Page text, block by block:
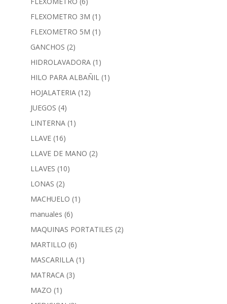
FLEXOMETRO 3M (1)
FLEXOMETRO 5M (1)
GANCHOS (2)
HIDROLAVADORA (1)
HILO PARA ALBAÑIL (1)
HOJALATERIA (12)
JUEGOS (4)
LINTERNA (1)
LLAVE (16)
LLAVE DE MANO (2)
LLAVES (10)
LONAS (2)
MACHUELO (1)
manuales (6)
MAQUINAS PORTATILES (2)
MARTILLO (6)
MASCARILLA (1)
MATRACA (3)
MAZO (1)